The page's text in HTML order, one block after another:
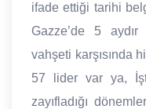
ifade ettiği tarihi
Gazze’de 5 aydır
vahşeti karşısında
57 lider var ya,
zayıfladığı